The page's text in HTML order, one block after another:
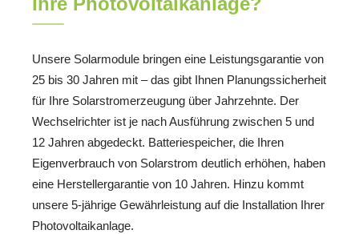
Unsere Solarmodule bringen eine Leistungsgarantie von
25 bis 30 Jahren mit – das gibt Ihnen Planungssicherheit
für Ihre Solarstromerzeugung über Jahrzehnte. Der
Wechselrichter ist je nach Ausführung zwischen 5 und
12 Jahren abgedeckt. Batteriespeicher, die Ihren
Eigenverbrauch von Solarstrom deutlich erhöhen, haben
eine Herstellergarantie von 10 Jahren. Hinzu kommt
unsere 5-jährige Gewährleistung auf die Installation Ihrer
Photovoltaikanlage.